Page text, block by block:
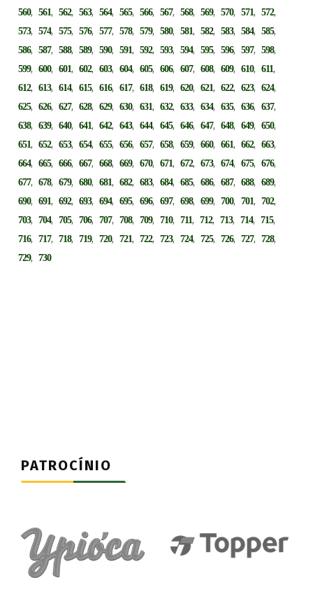
560,561,562,563,564,565,566,567,568,569,570,571,572,
573,574,575,576,577,578,579,580,581,582,583,584,585,
586,587,588,589,590,591,592,593,594,595,596,597,598,
599,600,601,602,603,604,605,606,607,608,609,610,611,
612,613,614,615,616,617,618,619,620,621,622,623,624,
625,626,627,628,629,630,631,632,633,634,635,636,637,
638,639,640,641,642,643,644,645,646,647,648,649,650,
651,652,653,654,655,656,657,658,659,660,661,662,663,
664,665,666,667,668,669,670,671,672,673,674,675,676,
677,678,679,680,681,682,683,684,685,686,687,688,689,
690,691,692,693,694,695,696,697,698,699,700,701,702,
703,704,705,706,707,708,709,710,711,712,713,714,715,
716,717,718,719,720,721,722,723,724,725,726,727,728,
729,730
PATROCÍNIO